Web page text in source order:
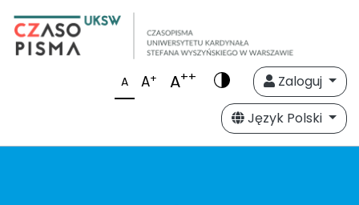
A A+ A++
Zaloguj
Język Polski